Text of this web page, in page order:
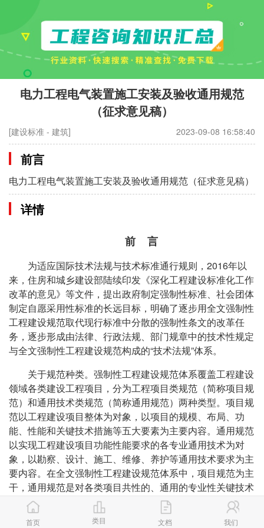
电力工程电气装置施工安装及验收通用规范
（征求意见稿）
[建设标准 - 建筑] 2023-09-08 16:58:40
前言
电力工程电气装置施工安装及验收通用规范（征求意见稿）
详情
前 言
为适应国际技术法规与技术标准通行规则，2016年以
来，住房和城乡建设部陆续印发《深化工程建设标准化工作
改革的意见》等文件，提出政府制定强制性标准、社会团体
制定自愿采用性标准的长远目标，明确了逐步用全文强制性
工程建设规范取代现行标准中分散的强制性条文的改革任
务，逐步形成由法律、行政法规、部门规章中的技术性规定
与全文强制性工程建设规范构成的“技术法规”体系。
关于规范种类。强制性工程建设规范体系覆盖工程建设
领域各类建设工程项目，分为工程项目类规范（简称项目规
范）和通用技术类规范（简称通用规范）两种类型。项目规
范以工程建设项目整体为对象，以项目的规模、布局、功
能、性能和关键技术措施等五大要素为主要内容。通用规范
以实现工程建设项目功能性能要求的各专业通用技术为对
象，以勘察、设计、施工、维修、养护等通用技术要求为主
要内容。在全文强制性工程建设规范体系中，项目规范为主
干，通用规范是对各类项目共性的、通用的专业性关键技术
措施的规定。
关于五大要素指标。强制性工程建设规范中各项要素是
首页 类目 文档 我们